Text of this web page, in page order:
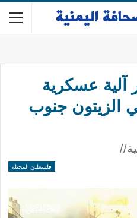
آلية عسكرية
الزيتون جنوب
فلسطين المحتلة